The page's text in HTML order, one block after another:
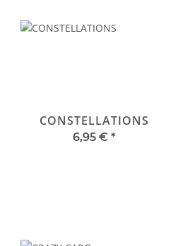
CONSTELLATIONS
6,95 € *